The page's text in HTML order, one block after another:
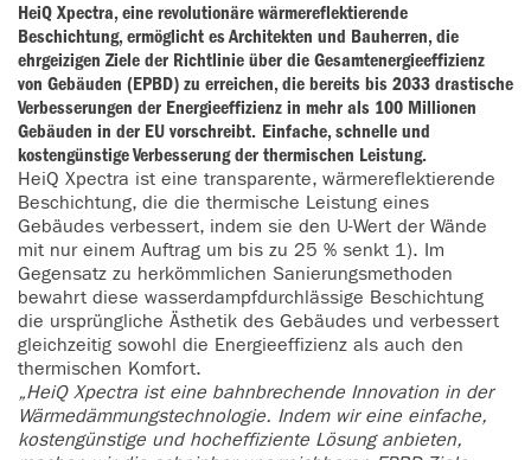
HeiQ Xpectra, eine revolutionäre wärmereflektierende
Beschichtung, ermöglicht es Architekten und Bauherren, die
ehrgeizigen Ziele der Richtlinie über die Gesamtenergieeffizienz
von Gebäuden (EPBD) zu erreichen, die bereits bis 2033 drastische
Verbesserungen der Energieeffizienz in mehr als 100 Millionen
Gebäuden in der EU vorschreibt. Einfache, schnelle und
kostengünstige Verbesserung der thermischen Leistung.
HeiQ Xpectra ist eine transparente, wärmereflektierende
Beschichtung, die die thermische Leistung eines
Gebäudes verbessert, indem sie den U-Wert der Wände
mit nur einem Auftrag um bis zu 25 % senkt 1). Im
Gegensatz zu herkömmlichen Sanierungsmethoden
bewahrt diese wasserdampfdurchlässige Beschichtung
die ursprüngliche Ästhetik des Gebäudes und verbessert
gleichzeitig sowohl die Energieeffizienz als auch den
thermischen Komfort.
„HeiQ Xpectra ist eine bahnbrechende Innovation in der
Wärmedämmungstechnologie. Indem wir eine einfache,
kostengünstige und hocheffiziente Lösung anbieten,